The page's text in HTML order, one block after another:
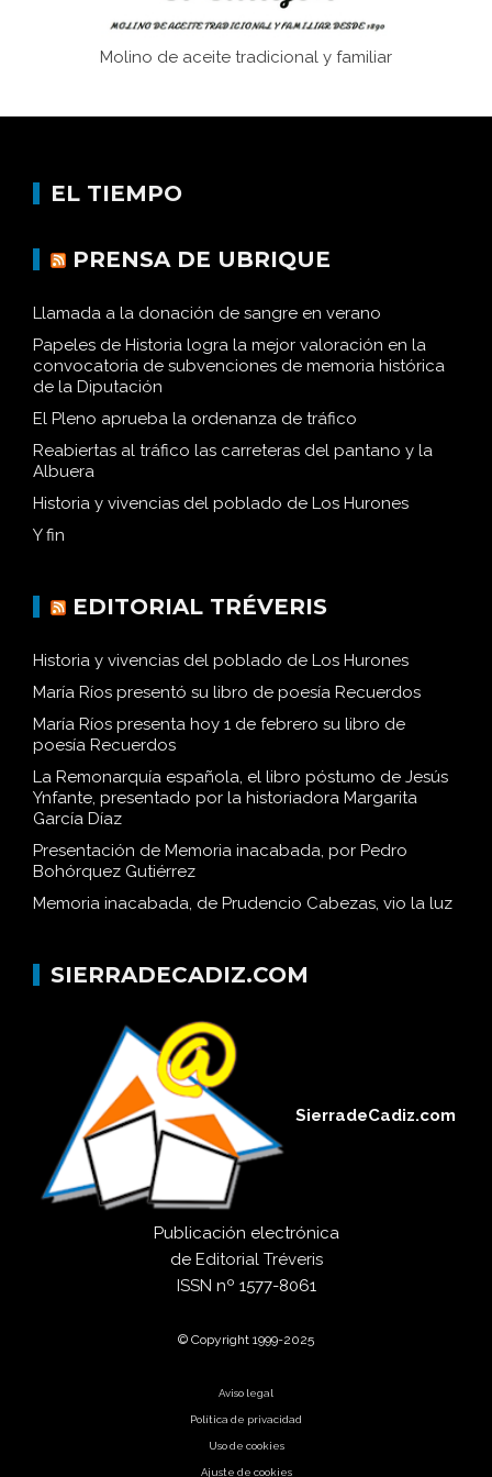
Molino de aceite tradicional y familiar
EL TIEMPO
PRENSA DE UBRIQUE
Llamada a la donación de sangre en verano
Papeles de Historia logra la mejor valoración en la
convocatoria de subvenciones de memoria histórica
de la Diputación
El Pleno aprueba la ordenanza de tráfico
Reabiertas al tráfico las carreteras del pantano y la
Albuera
Historia y vivencias del poblado de Los Hurones
Y fin
EDITORIAL TRÉVERIS
Historia y vivencias del poblado de Los Hurones
María Ríos presentó su libro de poesía Recuerdos
María Ríos presenta hoy 1 de febrero su libro de
poesía Recuerdos
La Remonarquía española, el libro póstumo de Jesús
Ynfante, presentado por la historiadora Margarita
García Díaz
Presentación de Memoria inacabada, por Pedro
Bohórquez Gutiérrez
Memoria inacabada, de Prudencio Cabezas, vio la luz
SIERRADECADIZ.COM
SierradeCadiz.com
Publicación electrónica
de Editorial Tréveris
ISSN nº 1577-8061
© Copyright 1999-2025
Aviso legal
Política de privacidad
Uso de cookies
Ajuste de cookies